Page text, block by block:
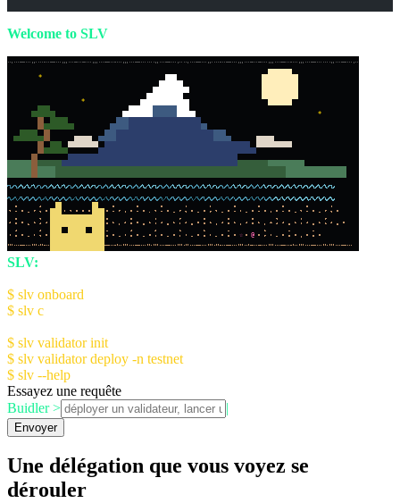
Welcome to SLV
*
*
*
☆ @
SLV:
$ slv onboard
$ slv c
$ slv validator init
$ slv validator deploy -n testnet
$ slv --help
Essayez une requête
Buidler >
|
Envoyer
Une délégation que vous voyez se
dérouler